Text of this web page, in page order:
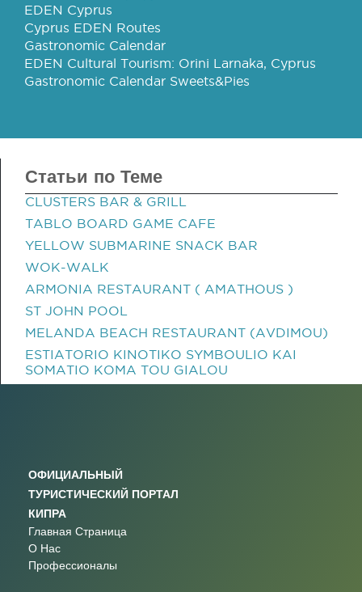
EDEN Cyprus
Cyprus EDEN Routes
Gastronomic Calendar
EDEN Cultural Tourism: Orini Larnaka, Cyprus
Gastronomic Calendar Sweets&Pies
Статьи по Теме
CLUSTERS BAR & GRILL
TABLO BOARD GAME CAFE
YELLOW SUBMARINE SNACK BAR
WOK-WALK
ARMONIA RESTAURANT ( AMATHOUS )
ST JOHN POOL
MELANDA BEACH RESTAURANT (AVDIMOU)
ESTIATORIO KINOTIKO SYMBOULIO KAI
SOMATIO KOMA TOU GIALOU
ОФИЦИАЛЬНЫЙ
ТУРИСТИЧЕСКИЙ ПОРТАЛ
КИПРА
Главная Страница
О Нас
Профессионалы